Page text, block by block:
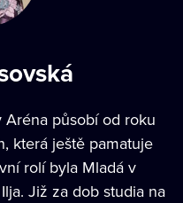
působí od roku
která ještě pamatuje
rolí byla Mladá v
Již za dob studia na